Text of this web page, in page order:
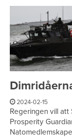
2024-02-15
Regeringen vill att
Prosperity